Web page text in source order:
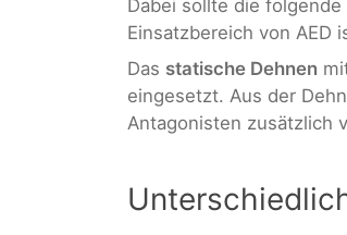
Dabei sollte die
Einsatzbereich von AED
Das statische Dehnen
eingesetzt. Aus der
Antagonisten zusätzlich